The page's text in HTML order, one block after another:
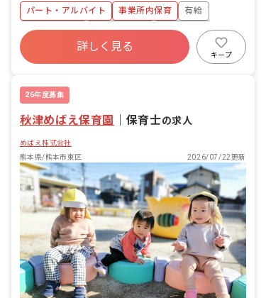
食事・睡眠・排泄・清潔・衣類の着脱等
・集団生活を通じた社会性の装着 ・行事
の計画・実行、お知らせの作成
パート・アルバイト 事業所内保育
有給
福利厚生充実
産休育休制度
未経験歓迎
WEB面接OK
詳しく見る
キープ
26年度募集
秋津めばえ保育園 保育士の求人
めばえ株式会社
熊本県/熊本市東区
2026/07/22更新